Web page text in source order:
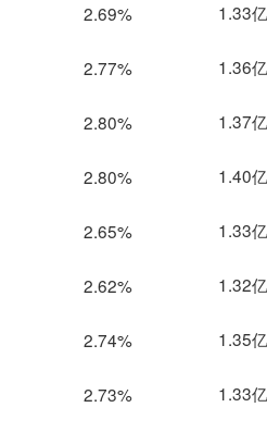
2.69% 1.33亿
2.77% 1.36亿
2.80% 1.37亿
2.80% 1.40亿
2.65% 1.33亿
2.62% 1.32亿
2.74% 1.35亿
2.73% 1.33亿